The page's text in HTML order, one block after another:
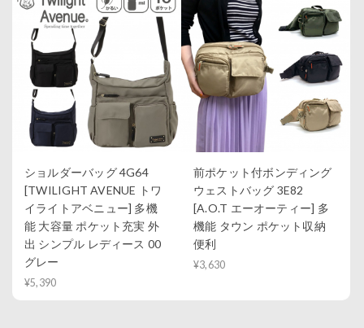
ショルダーバッグ 4G64
[TWILIGHT AVENUE トワ
イライトアベニュー] 多機
能 大容量 ポケット充実 外
出 シンプル レディース 00
グレー
¥5,390
前ポケット付ボンディング
ウェストバッグ 3E82
[A.O.T エーオーティー] 多
機能 タウン ポケット収納
便利
¥3,630